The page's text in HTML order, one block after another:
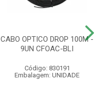
CABO OPTICO DROP 100M -
9UN CFOAC-BLI
Código: 830191
Embalagem: UNIDADE